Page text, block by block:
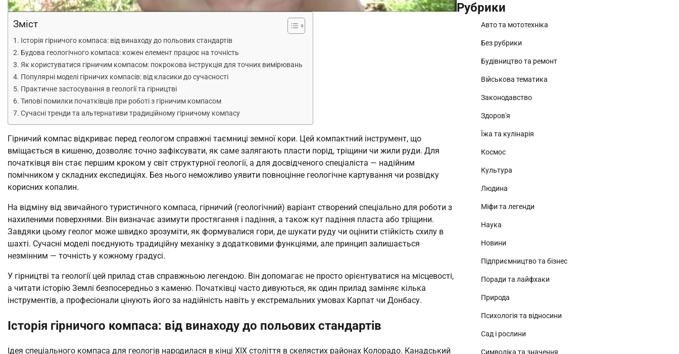
Зміст
Історія гірничого компаса: від винаходу до польових стандартів
Будова геологічного компаса: кожен елемент працює на точність
Як користуватися гірничим компасом: покрокова інструкція для точних вимірювань
Популярні моделі гірничих компасів: від класики до сучасності
Практичне застосування в геології та гірництві
Типові помилки початківців при роботі з гірничим компасом
Сучасні тренди та альтернативи традиційному гірничому компасу
Гірничий компас відкриває перед геологом справжні таємниці земної кори. Цей компактний інструмент, що
вміщається в кишеню, дозволяє точно зафіксувати, як саме залягають пласти порід, тріщини чи жили руди. Для
початківця він стає першим кроком у світ структурної геології, а для досвідченого спеціаліста — надійним
помічником у складних експедиціях. Без нього неможливо уявити повноцінне геологічне картування чи розвідку
корисних копалин.
На відміну від звичайного туристичного компаса, гірничий (геологічний) варіант створений спеціально для роботи з
нахиленими поверхнями. Він визначає азимути простягання і падіння, а також кут падіння пласта або тріщини.
Завдяки цьому геолог може швидко зрозуміти, як формувалися гори, де шукати руду чи оцінити стійкість схилу в
шахті. Сучасні моделі поєднують традиційну механіку з додатковими функціями, але принцип залишається
незмінним — точність у кожному градусі.
У гірництві та геології цей прилад став справжньою легендою. Він допомагає не просто орієнтуватися на місцевості,
а читати історію Землі безпосередньо з каменю. Початківці часто дивуються, як один прилад заміняє кілька
інструментів, а професіонали цінують його за надійність навіть у екстремальних умовах Карпат чи Донбасу.
Історія гірничого компаса: від винаходу до польових стандартів
Ідея спеціального компаса для геологів народилася в кінці XIX століття в скелястих районах Колорадо. Канадський
Рубрики
Авто та мототехніка
Без рубрики
Будівництво та ремонт
Військова тематика
Законодавство
Здоров'я
Їжа та кулінарія
Космос
Культура
Людина
Міфи та легенди
Наука
Новини
Підприємництво та бізнес
Поради та лайфхаки
Природа
Психологія та відносини
Сад і рослини
Символіка та значення